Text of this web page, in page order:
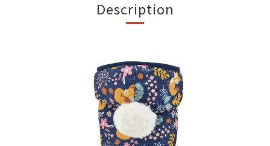
Description